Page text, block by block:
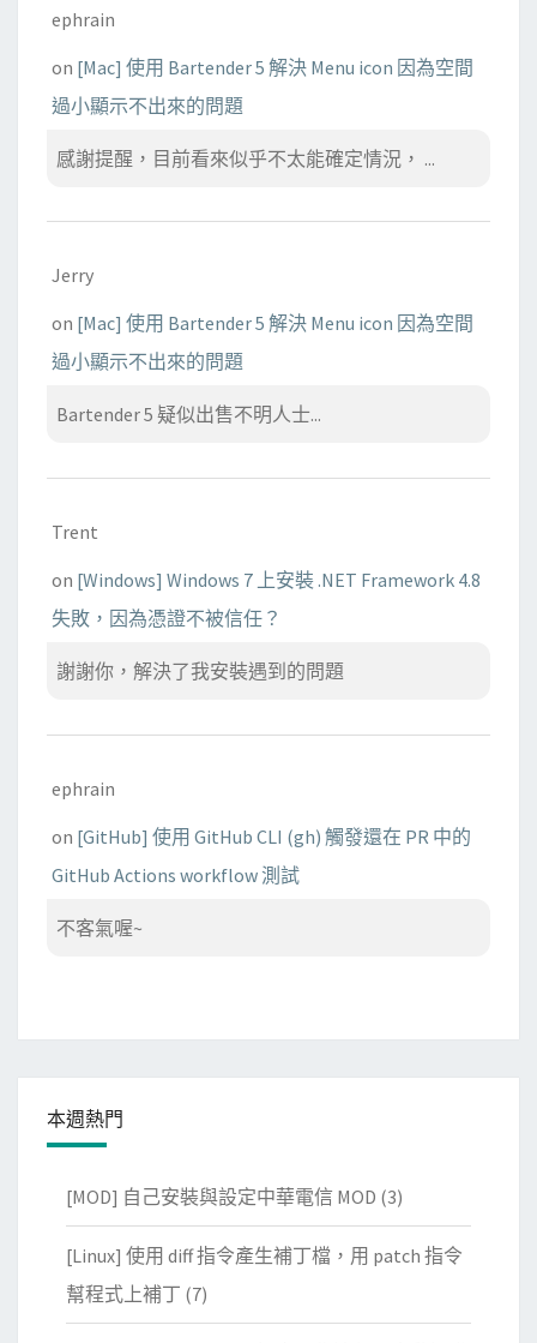
ephrain
on [Mac] 使用 Bartender 5 解決 Menu icon 因為空間
過小顯示不出來的問題
感謝提醒，目前看來似乎不太能確定情況， ...
Jerry
on [Mac] 使用 Bartender 5 解決 Menu icon 因為空間
過小顯示不出來的問題
Bartender 5 疑似出售不明人士...
Trent
on [Windows] Windows 7 上安裝 .NET Framework 4.8
失敗，因為憑證不被信任？
謝謝你，解決了我安裝遇到的問題
ephrain
on [GitHub] 使用 GitHub CLI (gh) 觸發還在 PR 中的
GitHub Actions workflow 測試
不客氣喔~
本週熱門
[MOD] 自己安裝與設定中華電信 MOD (3)
[Linux] 使用 diff 指令產生補丁檔，用 patch 指令
幫程式上補丁 (7)